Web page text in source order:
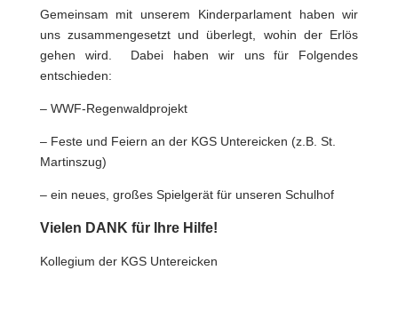
Gemeinsam mit unserem Kinderparlament haben wir
uns zusammengesetzt und überlegt, wohin der Erlös
gehen wird. Dabei haben wir uns für Folgendes
entschieden:
– WWF-Regenwaldprojekt
– Feste und Feiern an der KGS Untereicken (z.B. St.
Martinszug)
– ein neues, großes Spielgerät für unseren Schulhof
Vielen DANK für Ihre Hilfe!
Kollegium der KGS Untereicken